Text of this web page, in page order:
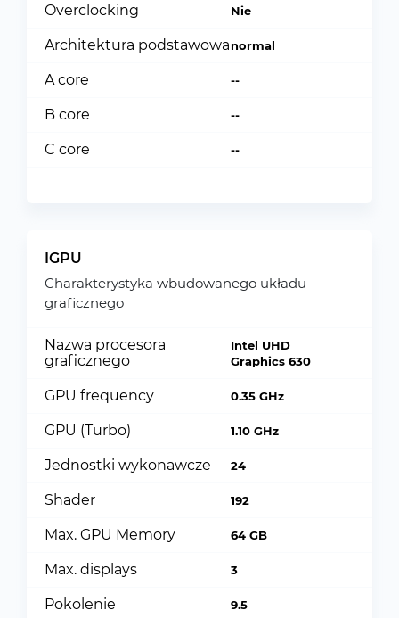
Overclocking Nie
Architektura podstawowanormal
A core --
B core --
C core --
IGPU
Charakterystyka wbudowanego układu
graficznego
Nazwa procesora
graficznego
Intel UHD
Graphics 630
GPU frequency 0.35 GHz
GPU (Turbo) 1.10 GHz
Jednostki wykonawcze 24
Shader 192
Max. GPU Memory 64 GB
Max. displays 3
Pokolenie 9.5